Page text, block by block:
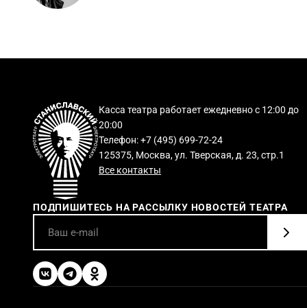
Касса театра работает ежедневно с 12:00 до
20:00
Телефон: +7 (495) 699-72-24
125375, Москва, ул. Тверская, д. 23, стр.1
Все контакты
ПОДПИШИТЕСЬ НА РАССЫЛКУ НОВОСТЕЙ ТЕАТРА